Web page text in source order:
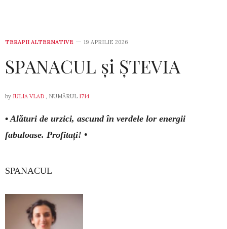
TERAPII ALTERNATIVE 19 APRILIE 2026
SPANACUL și ȘTEVIA
by IULIA VLAD , NUMĂRUL 1714
•Alături de urzici, ascund în verdele lor energii
fabuloase. Profitați! •
SPANACUL